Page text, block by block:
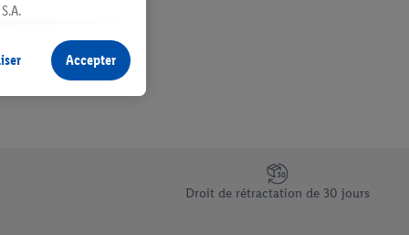
Droit de rétractation de 30 jours
sans procéder à
terminaux ou
échéant, d’autres
Accepter